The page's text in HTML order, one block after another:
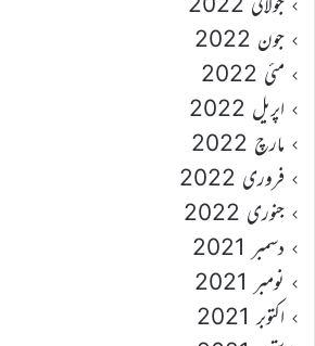
جون 2022
مئی 2022
اپریل 2022
مارچ 2022
فروری 2022
جنوری 2022
دسمبر 2021
نومبر 2021
اکتوبر 2021